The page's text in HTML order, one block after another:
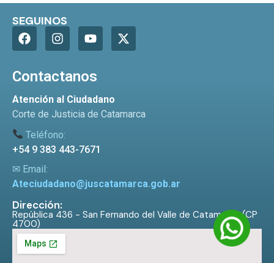
SEGUINOS
Contactanos
Atención al Ciudadano
Corte de Justicia de Catamarca
Teléfono:
+54 9 383 443-7671
✉ Email:
Ateciudadano@juscatamarca.gob.ar
Dirección:
República 436 - San Fernando del Valle de Catamarca (CP
4700)